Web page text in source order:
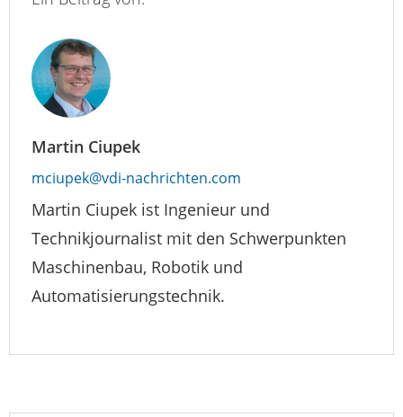
Martin Ciupek
mciupek@vdi-nachrichten.com
Martin Ciupek ist Ingenieur und
Technikjournalist mit den Schwerpunkten
Maschinenbau, Robotik und
Automatisierungstechnik.